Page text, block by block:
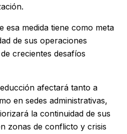
esa medida tiene como meta
de sus operaciones
crecientes desafíos
afectará tanto a
en sedes administrativas,
la continuidad de sus
zonas de conflicto y crisis